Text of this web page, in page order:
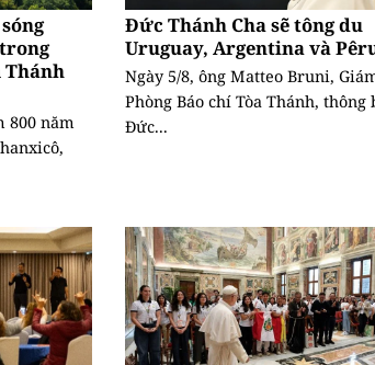
Thánh
800 năm
Đức Thánh Cha sẽ tông du
Uruguay, Argentina và
Ngày 5/8, ông Matteo Bruni,
Phòng Báo chí Tòa Thánh, thông
Đức...